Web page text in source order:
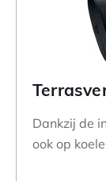
Dankzij de
ook op